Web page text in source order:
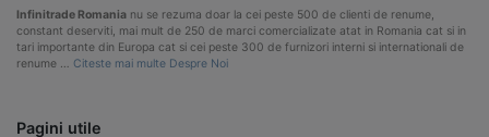
Infinitrade Romania nu se rezuma doar la cei peste 500 de clienti de renume,
constant deserviti, mai mult de 250 de marci comercializate atat in Romania cat si in
tari importante din Europa cat si cei peste 300 de furnizori interni si internationali de
renume … Citeste mai multe Despre Noi
Pagini utile